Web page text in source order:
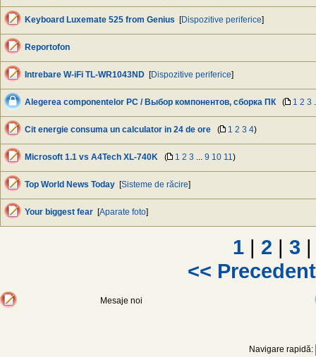
Keyboard Luxemate 525 from Genius [Dispozitive periferice]
Reportofon
Intrebare W-iFi TL-WR1043ND [Dispozitive periferice]
Alegerea componentelor PC / Выбор компонентов, сборка ПК ( 1 2 3
Cit energie consuma un calculator in 24 de ore ( 1 2 3 4)
Microsoft 1.1 vs A4Tech XL-740K ( 1 2 3 ... 9 10 11)
Top World News Today [Sisteme de răcire]
Your biggest fear [Aparate foto]
1 | 2 | 3 |
<<
Mesaje noi
Navigare rapidă: